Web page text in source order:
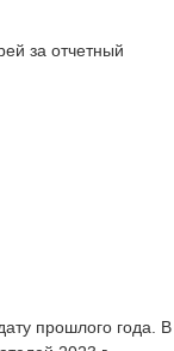
за отчетный
прошлого года. В